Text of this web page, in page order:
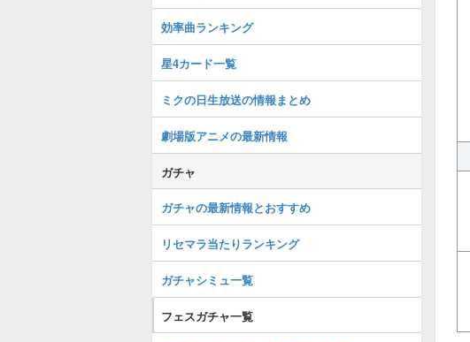
効率曲ランキング
星4カード一覧
ミクの日生放送の情報まとめ
劇場版アニメの最新情報
ガチャ
ガチャの最新情報とおすすめ
リセマラ当たりランキング
ガチャシミュ一覧
フェスガチャ一覧